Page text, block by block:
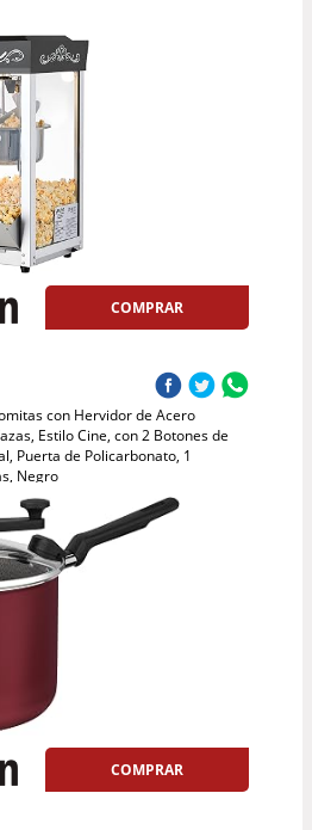
COMPRAR
con Hervidor de Acero
Estilo Cine, con 2 Botones de
Puerta de Policarbonato, 1
Negro
COMPRAR